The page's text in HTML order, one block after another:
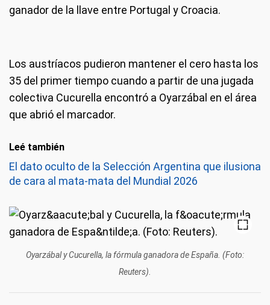
ganador de la llave entre Portugal y Croacia.
Los austríacos pudieron mantener el cero hasta los
35 del primer tiempo cuando a partir de una jugada
colectiva Cucurella encontró a Oyarzábal en el área
que abrió el marcador.
Leé también
El dato oculto de la Selección Argentina que ilusiona
de cara al mata-mata del Mundial 2026
Oyarzábal y Cucurella, la fórmula ganadora de España. (Foto:
Reuters).